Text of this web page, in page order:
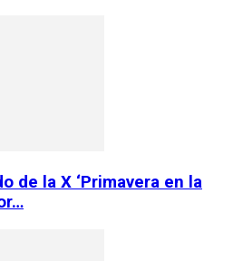
de la X ‘Primavera en la